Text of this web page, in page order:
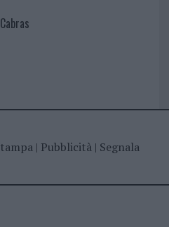
| Pubblicità| Segnala